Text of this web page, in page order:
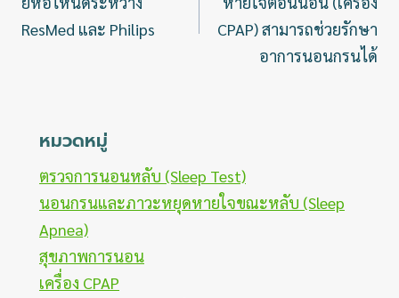
ResMed และ Philips
CPAP) สามารถช่วยรักษา
อาการนอนกรนได้
หมวดหมู่
ตรวจการนอนหลับ (Sleep Test)
นอนกรนและภาวะหยุดหายใจขณะหลับ (Sleep
Apnea)
สุขภาพการนอน
เครื่อง CPAP